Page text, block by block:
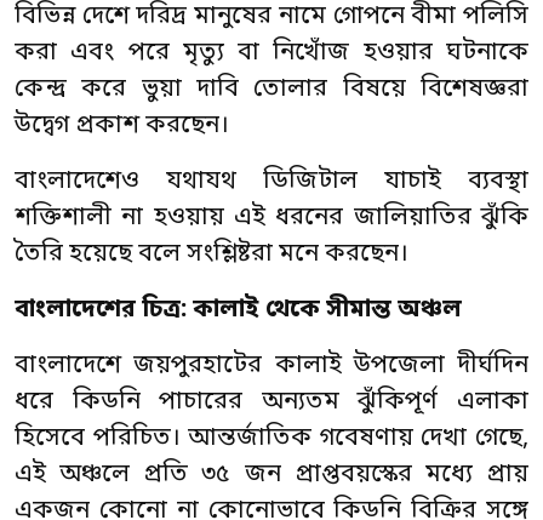
বিভিন্ন দেশে দরিদ্র মানুষের নামে গোপনে বীমা পলিসি
করা এবং পরে মৃত্যু বা নিখোঁজ হওয়ার ঘটনাকে
কেন্দ্র করে ভুয়া দাবি তোলার বিষয়ে বিশেষজ্ঞরা
উদ্বেগ প্রকাশ করছেন।
বাংলাদেশেও যথাযথ ডিজিটাল যাচাই ব্যবস্থা
শক্তিশালী না হওয়ায় এই ধরনের জালিয়াতির ঝুঁকি
তৈরি হয়েছে বলে সংশ্লিষ্টরা মনে করছেন।
বাংলাদেশের চিত্র: কালাই থেকে সীমান্ত অঞ্চল
বাংলাদেশে জয়পুরহাটের কালাই উপজেলা দীর্ঘদিন
ধরে কিডনি পাচারের অন্যতম ঝুঁকিপূর্ণ এলাকা
হিসেবে পরিচিত। আন্তর্জাতিক গবেষণায় দেখা গেছে,
এই অঞ্চলে প্রতি ৩৫ জন প্রাপ্তবয়স্কের মধ্যে প্রায়
একজন কোনো না কোনোভাবে কিডনি বিক্রির সঙ্গে